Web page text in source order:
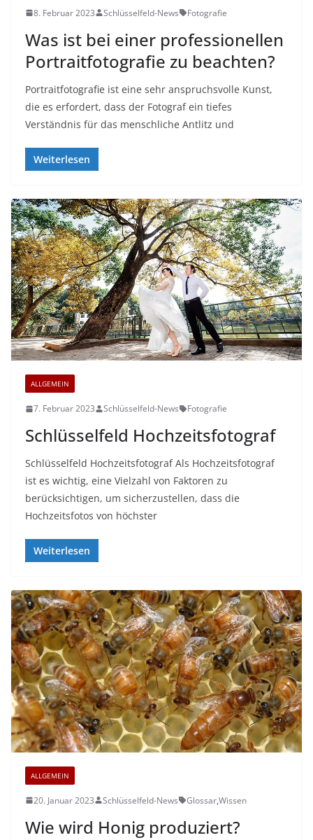
8. Februar 2023 Schlüsselfeld-News Fotografie
Was ist bei einer professionellen
Portraitfotografie zu beachten?
Portraitfotografie ist eine sehr anspruchsvolle Kunst,
die es erfordert, dass der Fotograf ein tiefes
Verständnis für das menschliche Antlitz und
Weiterlesen
ALLGEMEIN
7. Februar 2023 Schlüsselfeld-News Fotografie
Schlüsselfeld Hochzeitsfotograf
Schlüsselfeld Hochzeitsfotograf Als Hochzeitsfotograf
ist es wichtig, eine Vielzahl von Faktoren zu
berücksichtigen, um sicherzustellen, dass die
Hochzeitsfotos von höchster
Weiterlesen
ALLGEMEIN
20. Januar 2023 Schlüsselfeld-News Glossar,Wissen
Wie wird Honig produziert?